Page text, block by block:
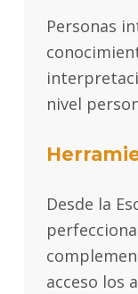
Personas
nivel
Desde la
acceso los